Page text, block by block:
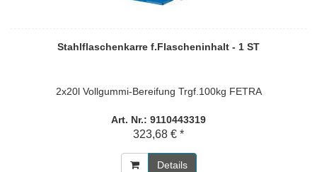
Stahlflaschenkarre f.Flascheninhalt - 1 ST
2x20l Vollgummi-Bereifung Trgf.100kg FETRA
Art. Nr.: 9110443319
323,68 € *
Details